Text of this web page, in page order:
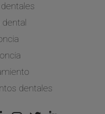
dental
dentales